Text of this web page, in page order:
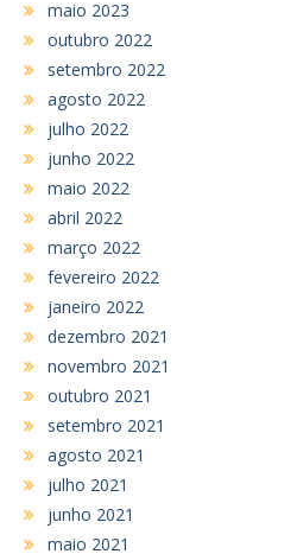
maio 2023
outubro 2022
setembro 2022
agosto 2022
julho 2022
junho 2022
maio 2022
abril 2022
março 2022
fevereiro 2022
janeiro 2022
dezembro 2021
novembro 2021
outubro 2021
setembro 2021
agosto 2021
julho 2021
junho 2021
maio 2021